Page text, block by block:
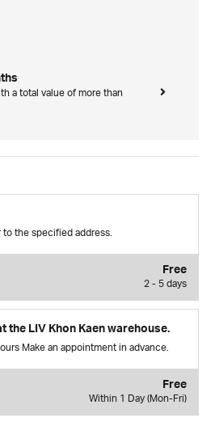
a total value of more than
the specified address.
Free
2 - 5 days
the LIV Khon Kaen warehouse.
Make an appointment in advance.
Free
Within 1 Day (Mon-Fri)